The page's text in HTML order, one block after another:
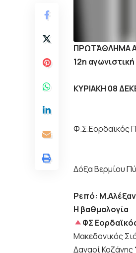
ΠΡΩΤΆΘΛΗΜΑ
12η αγωνιστική
ΚΥΡΙΑΚΗ 08
Φ.Σ.Εορδαϊκός
Δόξα Βερμίου
Ρεπό:
Η βαθμολογία
ΦΣ
Μακεδονικός
Δαναοί Κοζάνης